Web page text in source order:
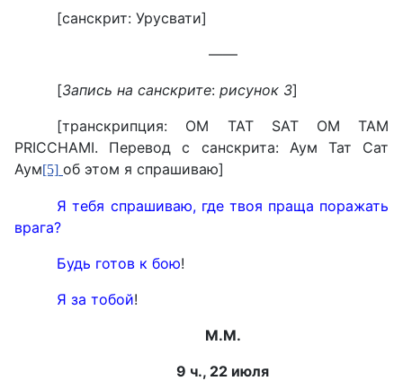
[санскрит: Урусвати]
——
[Запись на санскрите:рисунок 3]
[транскрипция: OM TAT SAT OM TAM
PRICCHAMI. Перевод с санскрита: Аум Тат Сат
Аум[5] об этом я спрашиваю]
Я тебя спрашиваю, где твоя праща поражать
врага?
Будь готов к бою!
Я за тобой!
М.М.
9 ч., 22 июля